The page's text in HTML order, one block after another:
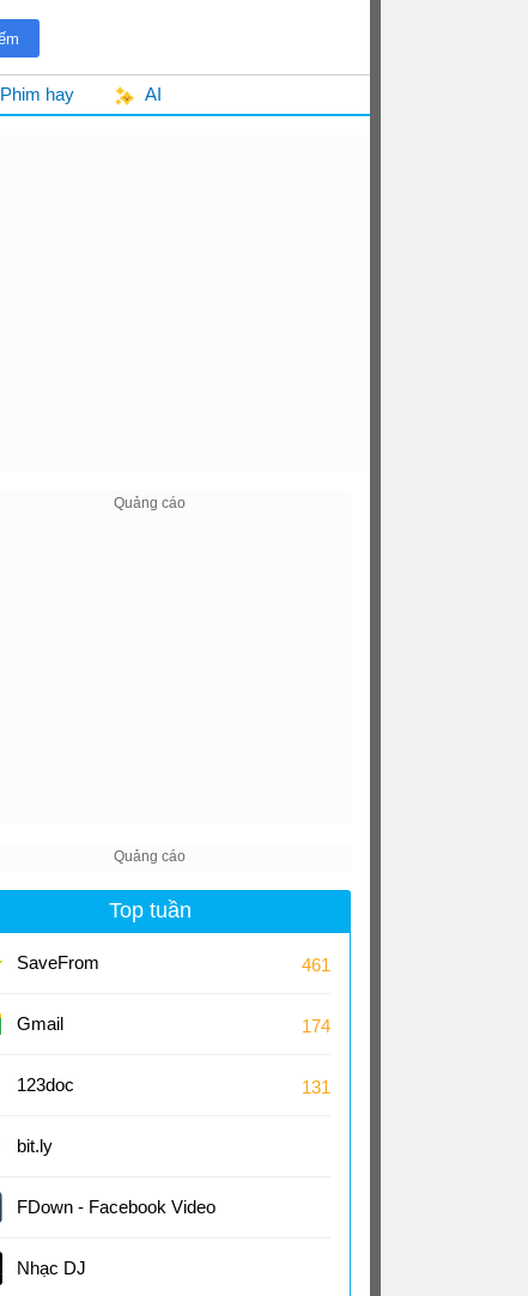
Phim hay AI
Top tuần
SaveFrom 461
Gmail 174
123doc 131
bit.ly
FDown - Facebook Video
Downloader Online
Nhạc DJ